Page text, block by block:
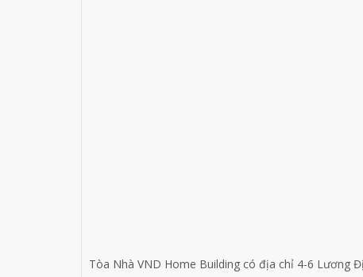
Tòa Nhà VND Home Building có địa chỉ 4-6 Lương